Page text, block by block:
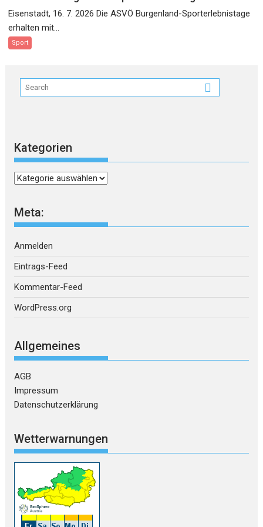
Eisenstadt, 16. 7. 2026 Die ASVÖ Burgenland-Sporterlebnistage
erhalten mit...
Sport
Kategorien
Kategorien
Meta:
Anmelden
Eintrags-Feed
Kommentar-Feed
WordPress.org
Allgemeines
AGB
Impressum
Datenschutzerklärung
Wetterwarnungen